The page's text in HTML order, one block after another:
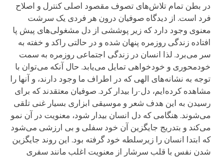
در بطن تمام تلاش‌های تصوف مقصود اصلی کنترل و اصلاح
فرد است. از دیدگاه صوفیان درون هر فردی یک سرشت
معنوی وجود دارد که زیر پوششی از دل‌ مشغولی‌های پیش ‌پا
افتاده زندگی روزمره پنهان‌ شده و در حالتی راکد و خفته به
سر می‌برد. لذا انسان در زندگی اجتماعی روزمره به سمت
خودمحوری و خودخواهی تمایل می‌یابد. حال آنکه می‌توان با
توجه به نشانه‌های الهی که در اطراف ما وجود دارند، و آنها را
مشاهده کرده‌ایم، دل-را بیدار کرد. صوفیان معتقدند که برای
رسیدن به این هدف شعر و موسیقی ابزاری بسیار غنی تلقی
می‌شوند. هنگامی که دل انسان بیدار شود، معنویت در آن نمو
می‌کند و بتدریج جایگزین آن خود سفلی و بی ارزشی می‌شود
که ابتدا انسان را زیرسلطه خود گرفته بود. این روند جایگزین
شدن نفس با قلب سرشار از معنویت اغلب مانند سفری